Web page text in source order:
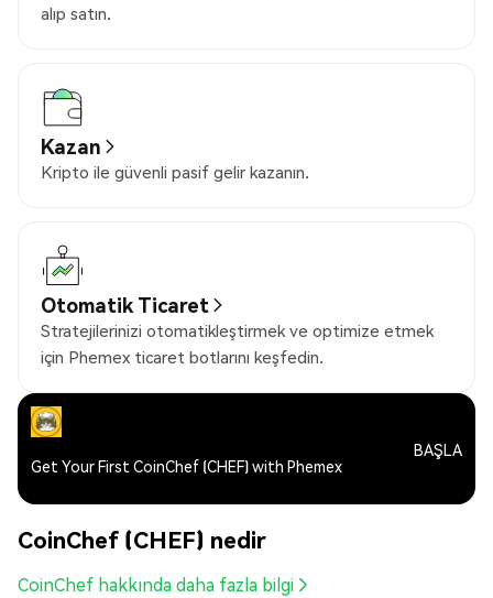
alıp satın.
Kazan
Kripto ile güvenli pasif gelir kazanın.
Otomatik Ticaret
Stratejilerinizi otomatikleştirmek ve optimize etmek
için Phemex ticaret botlarını keşfedin.
Get Your First CoinChef (CHEF) with Phemex
BAŞLA
CoinChef (CHEF) nedir
CoinChef hakkında daha fazla bilgi